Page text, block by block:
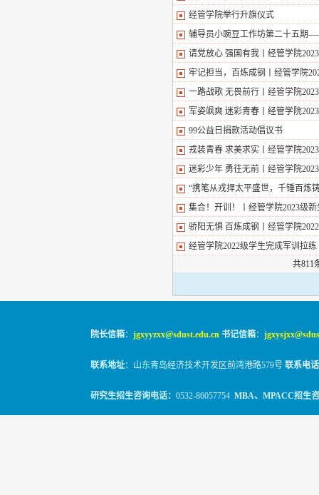
经管学院举行升旗仪式
辅导员小豌豆工作坊第二十五期
请党放心 强国有我丨经管学院
牢记担当，百炼成钢丨经管学院
一路战歌 无畏前行丨经管学院
军姿飒爽 迷彩青春丨经管学院
99公益日捐款活动倡议书
戎装青春 求美求实丨经管学院
迷彩少年 勇往无前丨经管学院
“携笔从戎捍太平盛世，千锤百
集合！开训！丨经管学院2023级
骄阳无惧 百炼成钢丨经管学院
经管学院2022级学生完成军训拉练
共811
院长信箱： jgxyyzxx@sdust.edu.cn 书记信箱：
联系地址：山东青岛经济技术开发区前湾港路579号 联系电话
研究生招生咨询电话： 0532-86057754 MBA、MPACC招生